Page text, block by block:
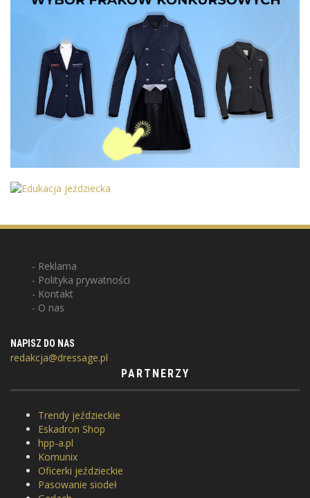
Reklama
Polityka prywatności
Kontakt
O nas
NAPISZ DO NAS
redakcja@dressage.pl
PARTNERZY
Trendy jeździeckie
Eskadron Shop
hpp-a.pl
Komunix
Oficerki jeździeckie
Pasowanie siodeł